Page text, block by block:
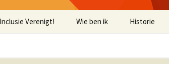
Inclusie Verenigt! Wie ben ik Historie